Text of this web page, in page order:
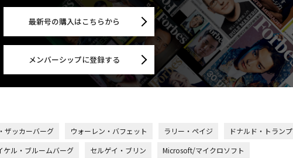
最新号の購入はこちらから
メンバーシップに登録する
ザッカーバーグ ウォーレン・バフェット ラリー・ペイジ
ドナルド・トランプ
ケル・ブルームバーグ セルゲイ・ブリン
Microsoft/マイクロソフト